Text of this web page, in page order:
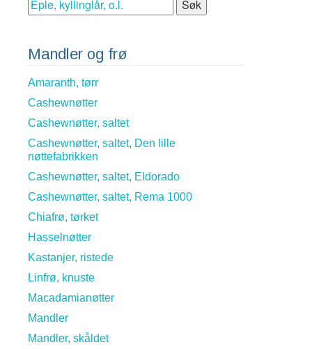
Mandler og frø
Amaranth, tørr
Cashewnøtter
Cashewnøtter, saltet
Cashewnøtter, saltet, Den lille
nøttefabrikken
Cashewnøtter, saltet, Eldorado
Cashewnøtter, saltet, Rema 1000
Chiafrø, tørket
Hasselnøtter
Kastanjer, ristede
Linfrø, knuste
Macadamianøtter
Mandler
Mandler, skåldet